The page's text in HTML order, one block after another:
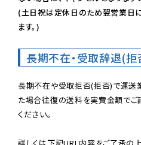
(土日祝は定休日のため翌営業日
ます。)
長期不在・受取辞退(拒
長期不在や受取拒否(拒否)で運送
た場合往復の送料を実費金額でご
ください。